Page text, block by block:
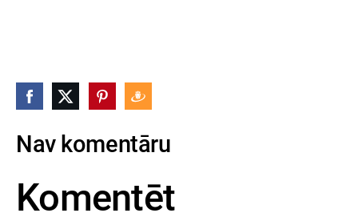
Nav komentāru
Komentēt